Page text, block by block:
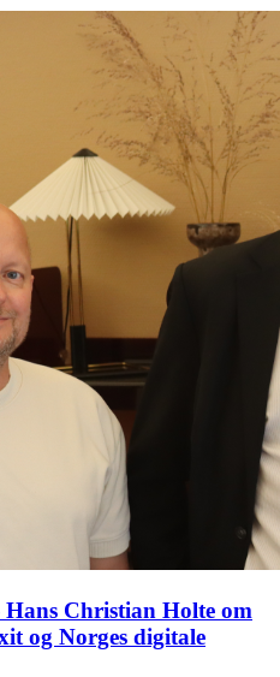
Christian Holte om
og Norges digitale